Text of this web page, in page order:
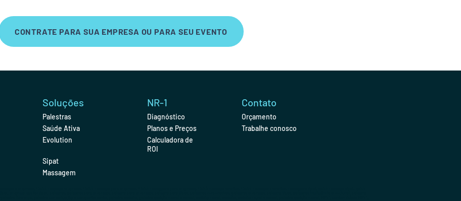
CONTRATE PARA SUA EMPRESA OU PARA SEU EVENTO
Soluções
Palestras
Saúde Ativa
Evolution
NR-1
Diagnóstico
Planos e Preços
Calculadora de
ROI
Contato
Orçamento
Trabalhe conosco
Sipat
Massagem